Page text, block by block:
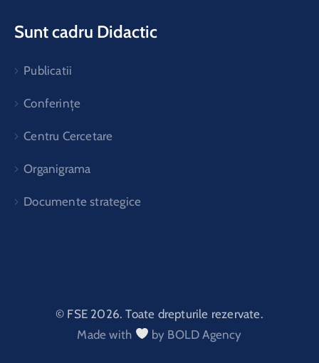
Sunt cadru Didactic
Publicatii
Conferințe
Centru Cercetare
Organigrama
Documente strategice
© FSE 2026. Toate drepturile rezervate.
Made with
by BOLD Agency